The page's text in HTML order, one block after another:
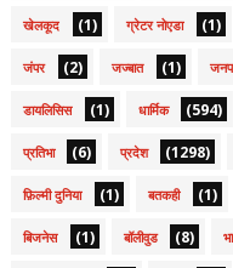
खेलकूद (1) ग्रेटर नोएडा (1)
जंपर (2) जज्बात (1)
डायलिसिस (1) धार्मिक (594)
प्रतिभा (6) प्रदेश (1298)
फ़िल्मी दुनिया (1) बतकही (1)
बिजनेस (1) बॉलीवुड (8)